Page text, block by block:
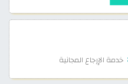
خدمة الإرجاع المجانية